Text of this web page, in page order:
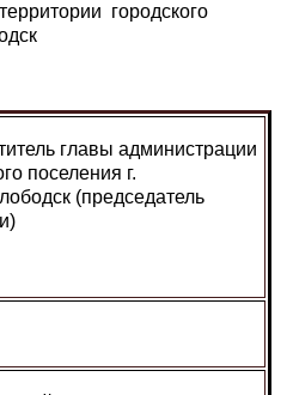
городского
главы администрации
поселения г.
(председатель